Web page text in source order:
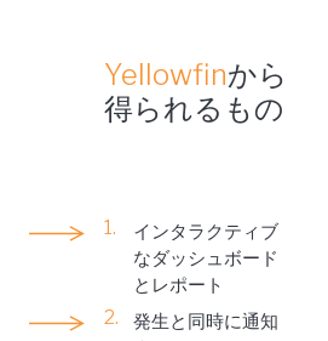
Yellowfinから
得られるもの
インタラクティブ
なダッシュボード
とレポート
発生と同時に通知